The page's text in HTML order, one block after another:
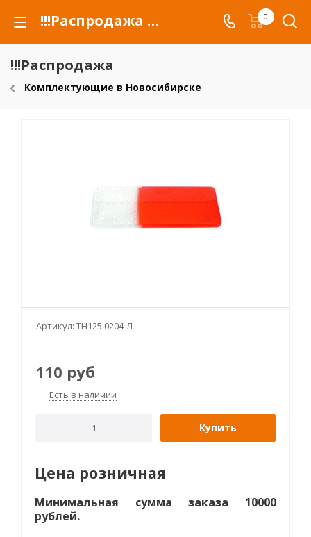
!!!Распродажа для автомобилей российских марок и сельхозтехники 0
!!!Распродажа
Комплектующие в Новосибирске
Артикул: ТН125.0204-Л
110 руб
Есть в наличии
Купить
Цена розничная
Минимальная сумма заказа 10000
рублей.